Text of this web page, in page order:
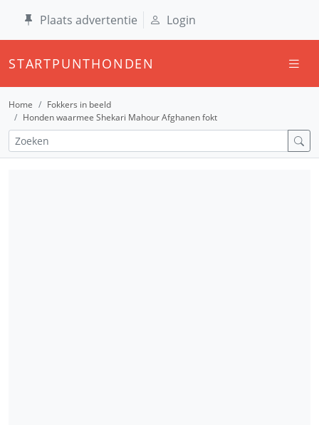
Plaats advertentie Login
STARTPUNTHONDEN
Home
Fokkers in beeld
Honden waarmee Shekari Mahour Afghanen fokt